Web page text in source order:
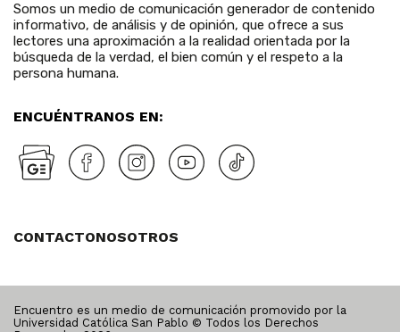
Somos un medio de comunicación generador de contenido
informativo, de análisis y de opinión, que ofrece a sus
lectores una aproximación a la realidad orientada por la
búsqueda de la verdad, el bien común y el respeto a la
persona humana.
ENCUÉNTRANOS EN:
CONTACTONOSOTROS
Encuentro es un medio de comunicación promovido por la
Universidad Católica San Pablo © Todos los Derechos